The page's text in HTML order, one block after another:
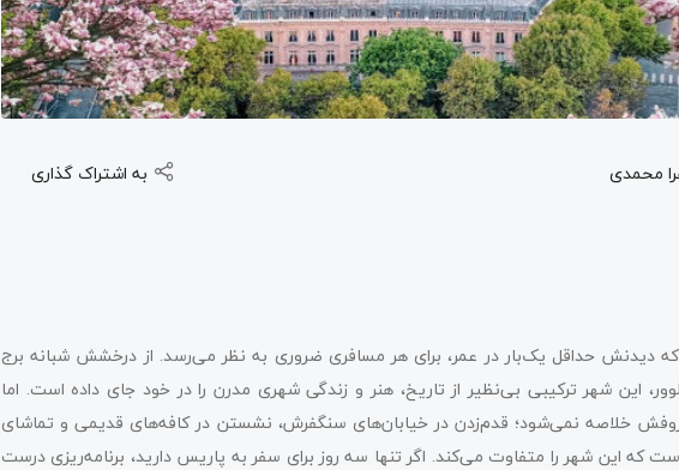
محمدی به اشتراک گذاری
دیدنش حداقل یک‌بار در عمر، برای هر مسافری ضروری به نظر می‌رسد. از درخشش شبانه برج
این شهر ترکیبی بی‌نظیر از تاریخ، هنر و زندگی شهری مدرن را در خود جای داده است. اما
خلاصه نمی‌شود؛ قدم‌زدن در خیابان‌های سنگفرش، نشستن در کافه‌های قدیمی و تماشای
که این شهر را متفاوت می‌کند. اگر تنها سه روز برای سفر به پاریس دارید، برنامه‌ریزی درست